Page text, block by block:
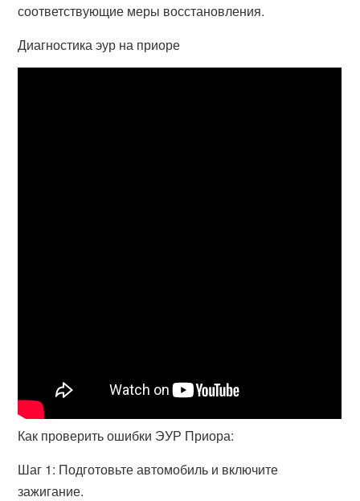
соответствующие меры восстановления.
Диагностика эур на приоре
Как проверить ошибки ЭУР Приора:
Шаг 1: Подготовьте автомобиль и включите
зажигание.